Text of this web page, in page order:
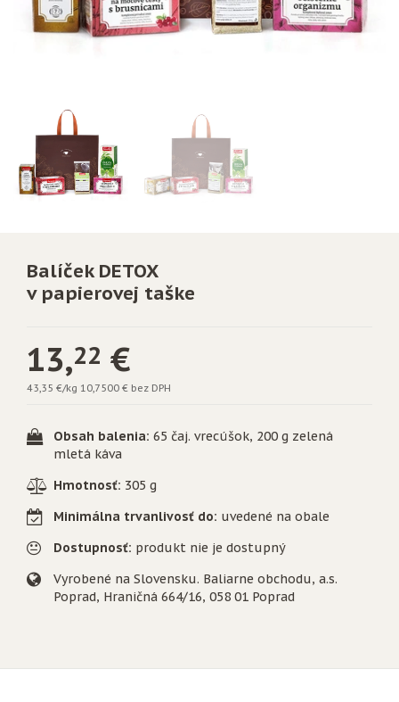
Balíček DETOX
v papierovej taške
13,22 €
43,35 €/kg 10,7500 € bez DPH
Obsah balenia: 65 čaj. vrecúšok, 200 g zelená
mletá káva
Hmotnosť: 305 g
Minimálna trvanlivosť do: uvedené na obale
Dostupnosť: produkt nie je dostupný
Vyrobené na Slovensku. Baliarne obchodu, a.s.
Poprad, Hraničná 664/16, 058 01 Poprad